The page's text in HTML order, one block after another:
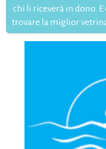
chi li riceverà in dono.
trovare la miglior